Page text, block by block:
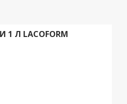
Л LACOFORM